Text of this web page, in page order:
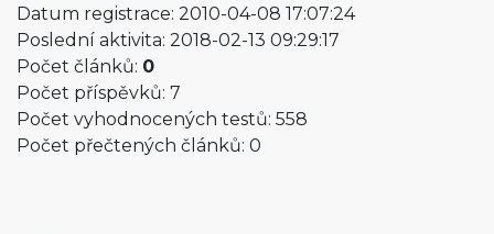
Datum registrace: 2010-04-08 17:07:24
Poslední aktivita: 2018-02-13 09:29:17
Počet článků: 0
Počet příspěvků: 7
Počet vyhodnocených testů: 558
Počet přečtených článků: 0